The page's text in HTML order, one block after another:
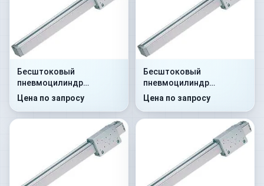
Бесштоковый
пневмоцилиндр
52R2C25A2000
Цена по запросу
Бесштоковый
пневмоцилиндр
52R2C32A0700
Цена по запросу